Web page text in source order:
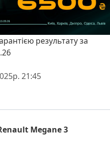
результату за
21:45
Megane 3